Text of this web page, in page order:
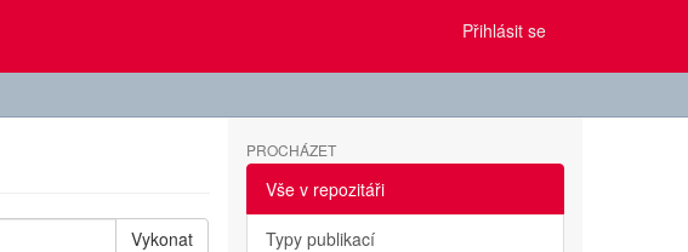
Přihlásit se
Vykonat
PROCHÁZET
Vše v repozitáři
Typy publikací